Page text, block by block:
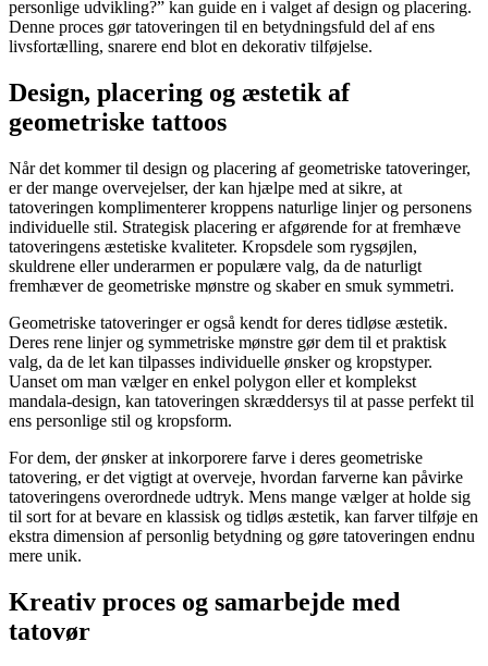
personlige udvikling?” kan guide en i valget af design og placering.
Denne proces gør tatoveringen til en betydningsfuld del af ens
livsfortælling, snarere end blot en dekorativ tilføjelse.
Design, placering og æstetik af
geometriske tattoos
Når det kommer til design og placering af geometriske tatoveringer,
er der mange overvejelser, der kan hjælpe med at sikre, at
tatoveringen komplimenterer kroppens naturlige linjer og personens
individuelle stil. Strategisk placering er afgørende for at fremhæve
tatoveringens æstetiske kvaliteter. Kropsdele som rygsøjlen,
skuldrene eller underarmen er populære valg, da de naturligt
fremhæver de geometriske mønstre og skaber en smuk symmetri.
Geometriske tatoveringer er også kendt for deres tidløse æstetik.
Deres rene linjer og symmetriske mønstre gør dem til et praktisk
valg, da de let kan tilpasses individuelle ønsker og kropstyper.
Uanset om man vælger en enkel polygon eller et komplekst
mandala-design, kan tatoveringen skræddersys til at passe perfekt til
ens personlige stil og kropsform.
For dem, der ønsker at inkorporere farve i deres geometriske
tatovering, er det vigtigt at overveje, hvordan farverne kan påvirke
tatoveringens overordnede udtryk. Mens mange vælger at holde sig
til sort for at bevare en klassisk og tidløs æstetik, kan farver tilføje en
ekstra dimension af personlig betydning og gøre tatoveringen endnu
mere unik.
Kreativ proces og samarbejde med
tatovør